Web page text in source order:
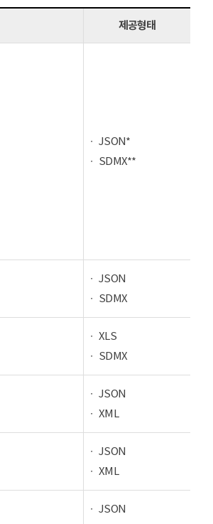
제공형태
JSON*
SDMX**
JSON
SDMX
XLS
SDMX
JSON
XML
JSON
XML
JSON